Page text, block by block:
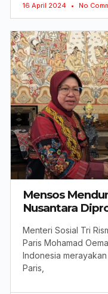
16 April 2024 No
Mensos
Nusantara
Menteri Sosial Tri
Paris Mohamad
Indonesia
Paris,